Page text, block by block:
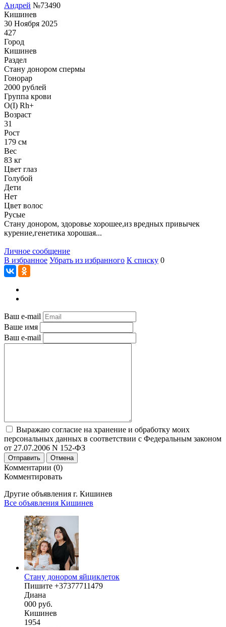
Андрей №73490
Кишинев
30 Ноября 2025
427
Город
Кишинев
Раздел
Стану донором спермы
Гонoрар
2000 рублей
Группа крови
O(I) Rh+
Возраст
31
Рост
179 см
Вес
83 кг
Цвет глаз
Голубой
Дети
Нет
Цвет волос
Русые
Стану донором, здоровье хорошее,из вредных привычек
курение,генетика хорошая...
Личное сообщение
В избранное Убрать из избранного К списку 0
Ваш e-mail
Ваше имя
Ваш e-mail
Выражаю согласие на хранение и обработку моих
персональных данных в соответствии с Федеральным законом
от 27.07.2006 N 152-ФЗ
Отправить Отмена
Комментарии (0)
Комментировать
Другие объявления г. Кишинев
Все объявления Кишинев
Стану донором яйциклеток
Пишите +37377711479
Диана
000 руб.
Кишинев
1954